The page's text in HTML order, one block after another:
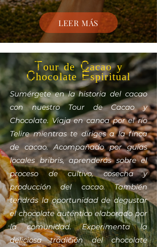
LEER MÁS
Tour de Cacao y
Chocolate Espiritual
Sumérgete en la historia del cacao
con nuestro Tour de Cacao y
Chocolate. Viaja en canoa por el río
Telire mientras te diriges a la finca
de cacao. Acompañado por guías
locales bribris, aprenderás sobre el
proceso de cultivo, cosecha y
producción del cacao. También
tendrás la oportunidad de degustar
el chocolate auténtico elaborado por
la comunidad. Experimenta la
deliciosa tradición del chocolate